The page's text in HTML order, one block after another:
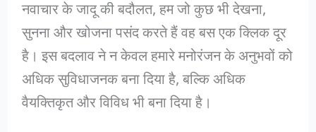
नवाचार के जादू की बदौलत, हम जो कुछ भी देखना,
सुनना और खोजना पसंद करते हैं वह बस एक क्लिक दूर
है। इस बदलाव ने न केवल हमारे मनोरंजन के अनुभवों को
अधिक सुविधाजनक बना दिया है, बल्कि अधिक
वैयक्तिकृत और विविध भी बना दिया है।